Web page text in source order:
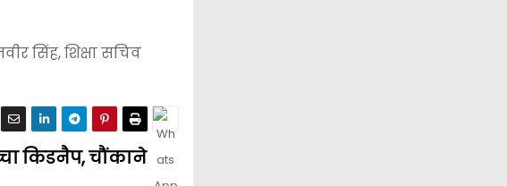
सिंह, शिक्षा सचिव
किडनैप, चौंकाने